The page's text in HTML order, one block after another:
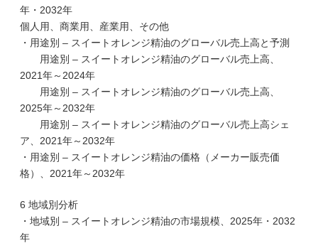
年・2032年
個人用、商業用、産業用、その他
・用途別 – スイートオレンジ精油のグローバル売上高と予測
用途別 – スイートオレンジ精油のグローバル売上高、
2021年～2024年
用途別 – スイートオレンジ精油のグローバル売上高、
2025年～2032年
用途別 – スイートオレンジ精油のグローバル売上高シェ
ア、2021年～2032年
・用途別 – スイートオレンジ精油の価格（メーカー販売価
格）、2021年～2032年
6 地域別分析
・地域別 – スイートオレンジ精油の市場規模、2025年・2032
年